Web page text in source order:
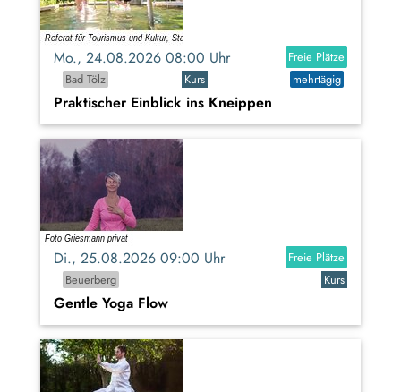
Mo., 24.08.2026 08:00 Uhr
Freie Plätze
Bad Tölz
Kurs mehrtägig
Praktischer Einblick ins Kneippen
Di., 25.08.2026 09:00 Uhr
Freie Plätze
Beuerberg
Kurs
Gentle Yoga Flow